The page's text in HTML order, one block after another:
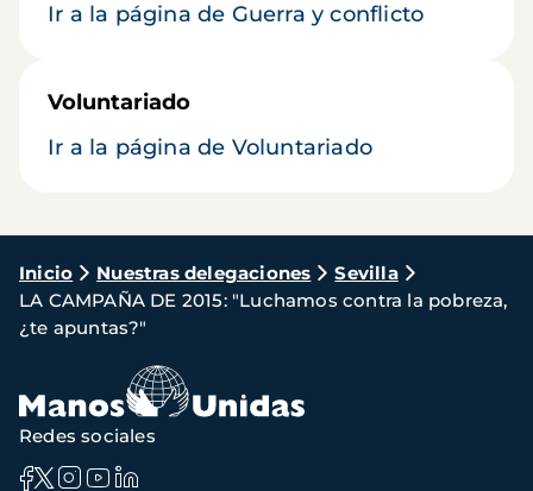
Ir a la página de Guerra y conflicto
Voluntariado
Ir a la página de Voluntariado
Ruta
de
navegación
Inicio Nuestras delegaciones
Sevilla
LA CAMPAÑA DE 2015: "Luchamos contra la pobreza,
¿te apuntas?"
Redes sociales